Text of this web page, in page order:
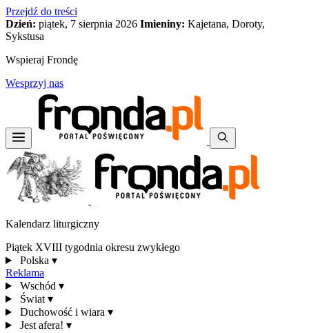
Przejdź do treści
Dzień: piątek, 7 sierpnia 2026 Imieniny: Kajetana, Doroty,
Sykstusa
Wspieraj Frondę
Wesprzyj nas
Kalendarz liturgiczny
Piątek XVIII tygodnia okresu zwykłego
Polska ▾
Reklama
Wschód ▾
Świat ▾
Duchowość i wiara ▾
Jest afera! ▾